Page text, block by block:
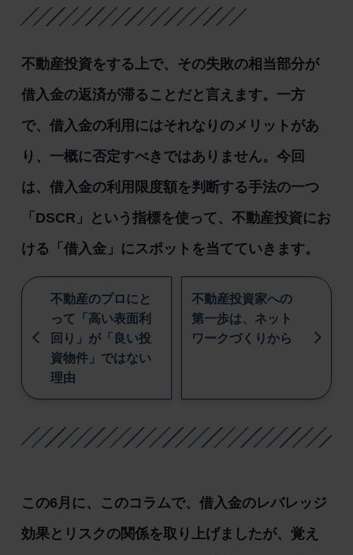
不動産投資をする上で、その失敗の相当部分が
借入金の返済が滞ることだと言えます。一方
で、借入金の利用にはそれなりのメリットがあ
り、一概に否定すべきではありません。今回
は、借入金の利用限度額を判断する手法の一つ
「DSCR」という指標を使って、不動産投資にお
ける「借入金」にスポットを当てていきます。
不動産のプロにと
って「高い表面利
回り」が「良い投
資物件」ではない
理由
不動産投資家への
第一歩は、ネット
ワークづくりから
この6月に、このコラムで、借入金のレバレッジ
効果とリスクの関係を取り上げましたが、覚え